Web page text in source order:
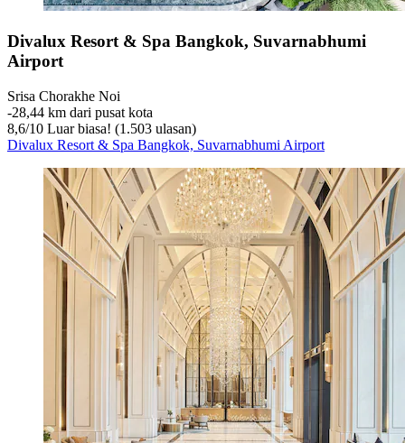
Divalux Resort & Spa Bangkok, Suvarnabhumi
Airport
Srisa Chorakhe Noi
‐28,44 km dari pusat kota
8,6/10 Luar biasa! (1.503 ulasan)
Divalux Resort & Spa Bangkok, Suvarnabhumi Airport